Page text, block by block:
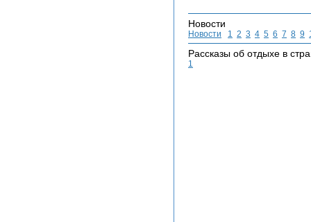
Новости
Новости 1 2 3 4 5 6 7 8 9
Рассказы об отдыхе в
1